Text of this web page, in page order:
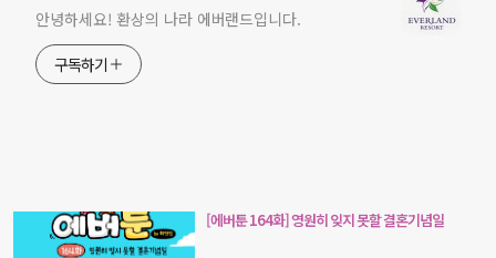
안녕하세요! 환상의 나라 에버랜드입니다.
구독하기
[에버툰 164화] 영원히 잊지 못할 결혼기념일